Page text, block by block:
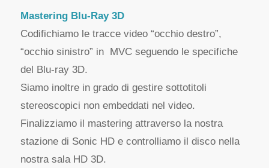
Mastering Blu-Ray 3D
Codifichiamo le tracce video “occhio destro”,
“occhio sinistro” in MVC seguendo le specifiche
del Blu-ray 3D.
Siamo inoltre in grado di gestire sottotitoli
stereoscopici non embeddati nel video.
Finalizziamo il mastering attraverso la nostra
stazione di Sonic HD e controlliamo il disco nella
nostra sala HD 3D.